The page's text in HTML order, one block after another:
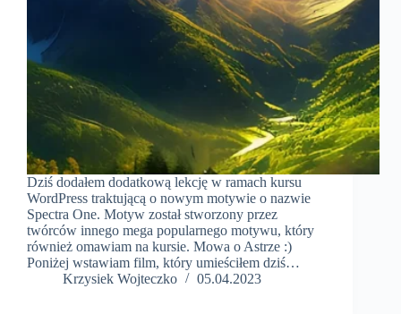
Dziś dodałem dodatkową lekcję w ramach kursu
WordPress traktującą o nowym motywie o nazwie
Spectra One. Motyw został stworzony przez
twórców innego mega popularnego motywu, który
również omawiam na kursie. Mowa o Astrze :)
Poniżej wstawiam film, który umieściłem dziś…
Krzysiek Wojteczko
05.04.2023